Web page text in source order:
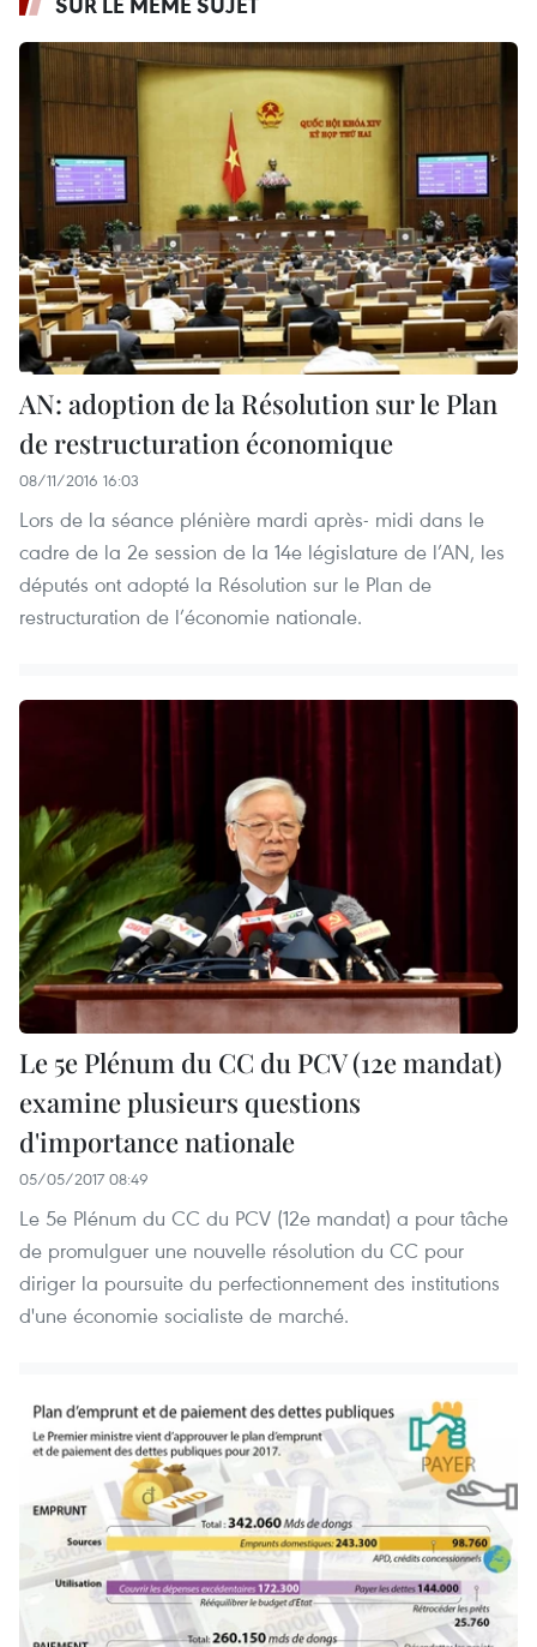
AN: adoption de la Résolution sur le Plan
de restructuration économique
08/11/2016 16:03
Lors de la séance plénière mardi après- midi dans le
cadre de la 2e session de la 14e législature de l’AN, les
députés ont adopté la Résolution sur le Plan de
restructuration de l’économie nationale.
Le 5e Plénum du CC du PCV (12e mandat)
examine plusieurs questions
d'importance nationale
05/05/2017 08:49
Le 5e Plénum du CC du PCV (12e mandat) a pour tâche
de promulguer une nouvelle résolution du CC pour
diriger la poursuite du perfectionnement des institutions
d'une économie socialiste de marché.